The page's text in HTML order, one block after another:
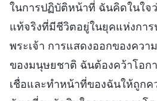
ในการปฏิบัติหน้าที่ ฉันคิดในใจ
แท้จริงที่มีชีวิตอยู่ในยุคแห่งกา
พระเจ้า การแสดงออกของควา
ของมนุษยชาติ ฉันต้องคว้าโอก
เชื่อและทำหน้าที่ของฉันให้ถูก